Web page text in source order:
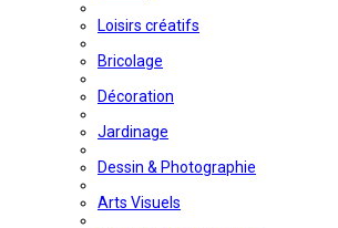
Loisirs créatifs
Bricolage
Décoration
Jardinage
Dessin & Photographie
Arts Visuels